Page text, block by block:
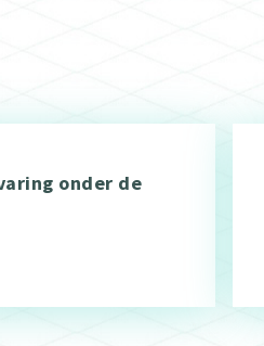
onder de